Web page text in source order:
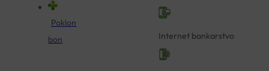
Poklon
bon
Internet bankarstvo